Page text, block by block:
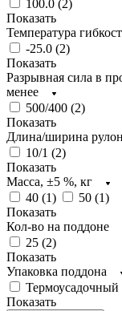
100.0 (2)
Показать
Температура
-25.0 (2)
Показать
Разрывная сила в
менее
500/400 (2)
Показать
Длина/ширина
10/1 (2)
Показать
Масса, ±5 %, кг
40 (1) 50 (1)
Показать
Кол-во на поддоне
25 (2)
Показать
Упаковка поддона
Термоусадочный
Показать